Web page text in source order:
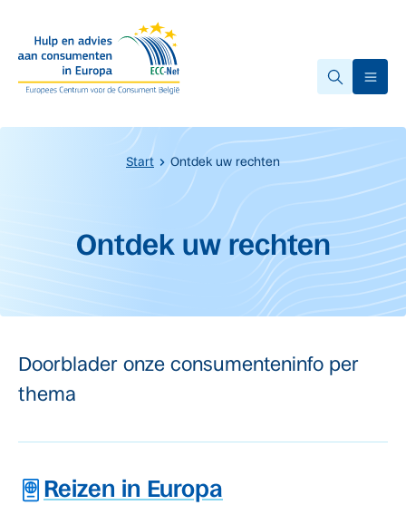
Start Ontdek uw rechten
Start van de hoofdinhoud
Ontdek uw rechten
Doorblader onze consumenteninfo per
thema
Reizen in Europa